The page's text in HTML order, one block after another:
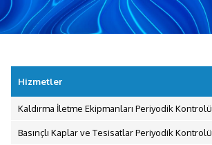
Hizmetler
Kaldırma İletme Ekipmanları Periyodik Kontrolü
Basınçlı Kaplar ve Tesisatlar Periyodik Kontrolü